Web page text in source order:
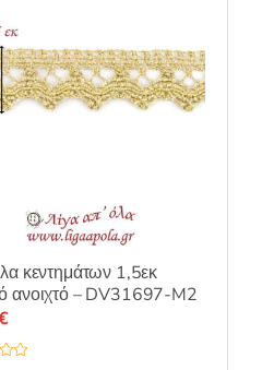
κεντημάτων 1,5εκ
ανοιχτό – DV31697-M2